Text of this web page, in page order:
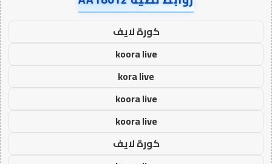
كورة لايف
koora live
kora live
koora live
koora live
كورة لايف